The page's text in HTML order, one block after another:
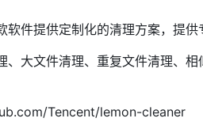
软件提供定制化的清理方案，提
、大文件清理、重复文件清理、
Tencent/lemon-cleaner